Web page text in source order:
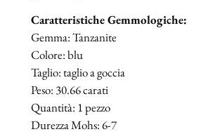
Caratteristiche Gemmologiche:
Gemma: Tanzanite
Colore: blu
Taglio: taglio a goccia
Peso: 30.66 carati
Quantità: 1 pezzo
Durezza Mohs: 6-7